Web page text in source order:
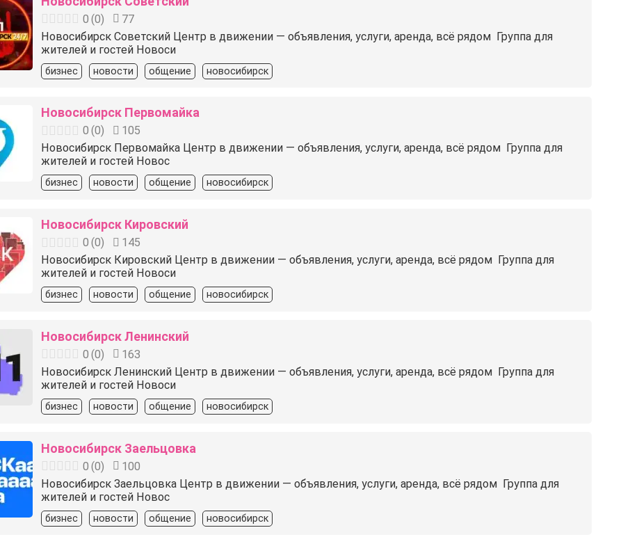
0 (0)
77
Новосибирск Советский Центр в движении — объявления, услуги, аренда, всё рядом ️ Группа для
жителей и гостей Новоси
бизнес новости общение новосибирск
Новосибирск Первомайка
0 (0)
105
Новосибирск Первомайка Центр в движении — объявления, услуги, аренда, всё рядом ️ Группа для
жителей и гостей Новос
бизнес новости общение новосибирск
Новосибирск Кировский
0 (0)
145
Новосибирск Кировский Центр в движении — объявления, услуги, аренда, всё рядом ️ Группа для
жителей и гостей Новоси
бизнес новости общение новосибирск
Новосибирск Ленинский
0 (0)
163
Новосибирск Ленинский Центр в движении — объявления, услуги, аренда, всё рядом ️ Группа для
жителей и гостей Новоси
бизнес новости общение новосибирск
Новосибирск Заельцовка
0 (0)
100
Новосибирск Заельцовка Центр в движении — объявления, услуги, аренда, всё рядом ️ Группа для
жителей и гостей Новос
бизнес новости общение новосибирск